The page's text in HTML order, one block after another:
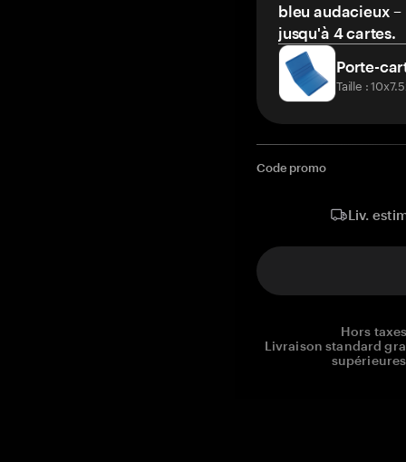
bleu audacieux
jusqu'à 4 cartes.
Porte-
Taille :
Code promo
Liv.
Hors
Livraison standard